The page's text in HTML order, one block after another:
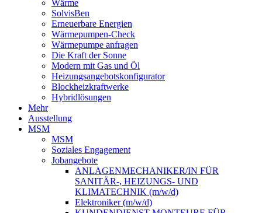
Wärme
SolvisBen
Erneuerbare Energien
Wärmepumpen-Check
Wärmepumpe anfragen
Die Kraft der Sonne
Modern mit Gas und Öl
Heizungsangebotskonfigurator
Blockheizkraftwerke
Hybridlösungen
Mehr
Ausstellung
MSM
MSM
Soziales Engagement
Jobangebote
ANLAGENMECHANIKER/IN FÜR
SANITÄR-, HEIZUNGS- UND
KLIMATECHNIK (m/w/d)
Elektroniker (m/w/d)